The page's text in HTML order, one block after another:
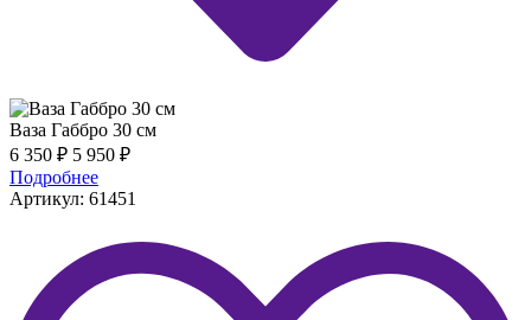
Ваза Габбро 30 см
6 350 ₽ 5 950 ₽
Подробнее
Артикул: 61451